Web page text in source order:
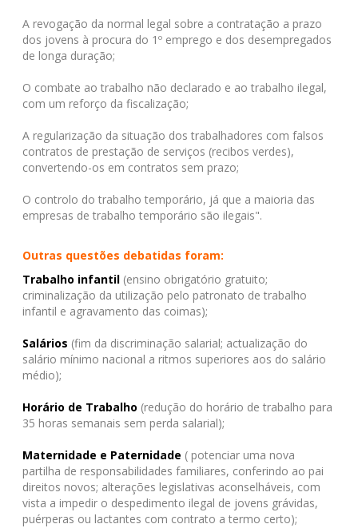
A revogação da normal legal sobre a contratação a prazo
dos jovens à procura do 1º emprego e dos desempregados
de longa duração;
O combate ao trabalho não declarado e ao trabalho ilegal,
com um reforço da fiscalização;
A regularização da situação dos trabalhadores com falsos
contratos de prestação de serviços (recibos verdes),
convertendo-os em contratos sem prazo;
O controlo do trabalho temporário, já que a maioria das
empresas de trabalho temporário são ilegais".
Outras questões debatidas foram:
Trabalho infantil (ensino obrigatório gratuito;
criminalização da utilização pelo patronato de trabalho
infantil e agravamento das coimas);
Salários (fim da discriminação salarial; actualização do
salário mínimo nacional a ritmos superiores aos do salário
médio);
Horário de Trabalho (redução do horário de trabalho para
35 horas semanais sem perda salarial);
Maternidade e Paternidade ( potenciar uma nova
partilha de responsabilidades familiares, conferindo ao pai
direitos novos; alterações legislativas aconselháveis, com
vista a impedir o despedimento ilegal de jovens grávidas,
puérperas ou lactantes com contrato a termo certo);